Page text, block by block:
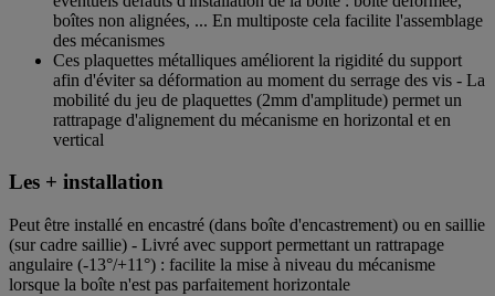
boîtes non alignées, ... En multiposte cela facilite l'assemblage
des mécanismes
Ces plaquettes métalliques améliorent la rigidité du support
afin d'éviter sa déformation au moment du serrage des vis - La
mobilité du jeu de plaquettes (2mm d'amplitude) permet un
rattrapage d'alignement du mécanisme en horizontal et en
vertical
Les + installation
Peut être installé en encastré (dans boîte d'encastrement) ou en saillie
(sur cadre saillie) - Livré avec support permettant un rattrapage
angulaire (-13°/+11°) : facilite la mise à niveau du mécanisme
lorsque la boîte n'est pas parfaitement horizontale